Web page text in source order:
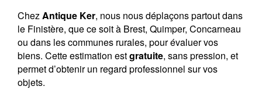
ChezAntique Ker, nous nous déplaçons partout dans
le Finistère, que ce soit à Brest, Quimper, Concarneau
ou dans les communes rurales, pour évaluer vos
biens. Cette estimation estgratuite, sans pression, et
permet d’obtenir un regard professionnel sur vos
objets.